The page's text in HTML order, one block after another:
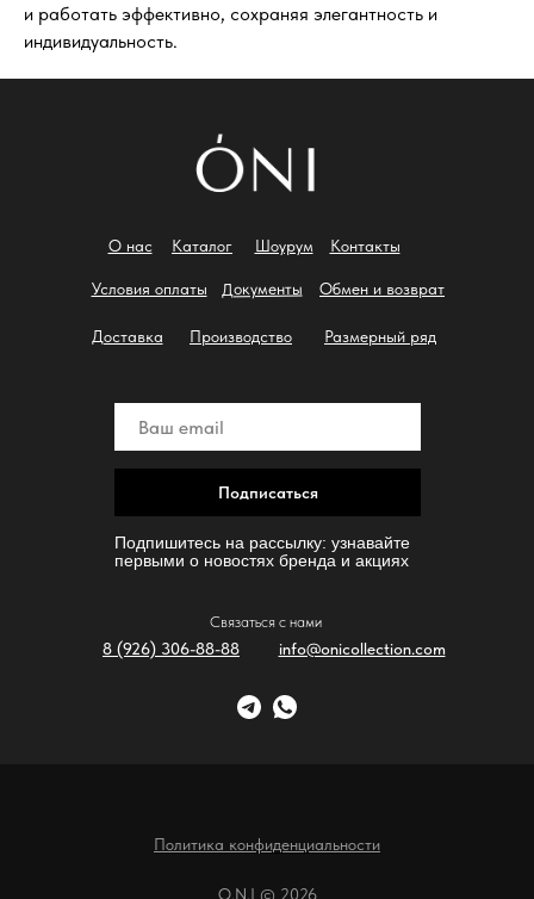
и работать эффективно, сохраняя элегантность и
индивидуальность.
Связаться с нами
8 (926) 306-88-88
Условия оплаты
О нас Каталог Шоурум Контакты
Документы Обмен и возврат
Доставка Производство Размерный ряд
info@onicollection.com
Подписаться
Подпишитесь на рассылку: узнавайте
первыми о новостях бренда и акциях
Политика конфиденциальности
O.N.I © 2026